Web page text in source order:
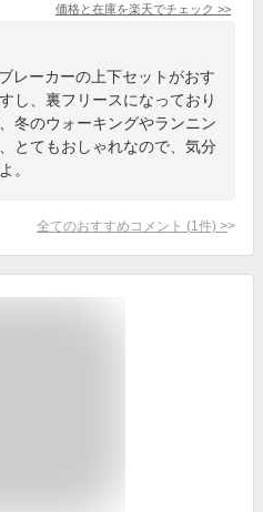
価格と在庫を楽天でチェック >>
レーカーの上下セットがおす
し、裏フリースになっており
冬のウォーキングやランニン
とてもおしゃれなので、気分
。
全てのおすすめコメント (1 件) >